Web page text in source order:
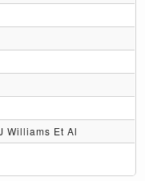
Williams Et Al